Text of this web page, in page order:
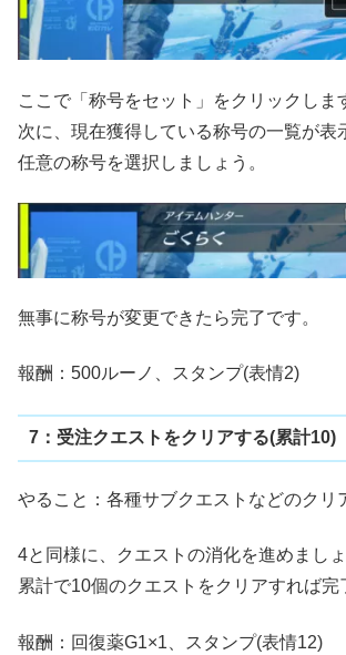
ここで「称号をセット」をクリックしま
次に、現在獲得している称号の一覧が表
任意の称号を選択しましょう。
無事に称号が変更できたら完了です。
報酬：500ルーノ、スタンプ(表情2)
7：受注クエストをクリアする(累計10)
やること：各種サブクエストなどのクリ
4と同様に、クエストの消化を進めましょ
累計で10個のクエストをクリアすれば完
報酬：回復薬G1×1、スタンプ(表情12)